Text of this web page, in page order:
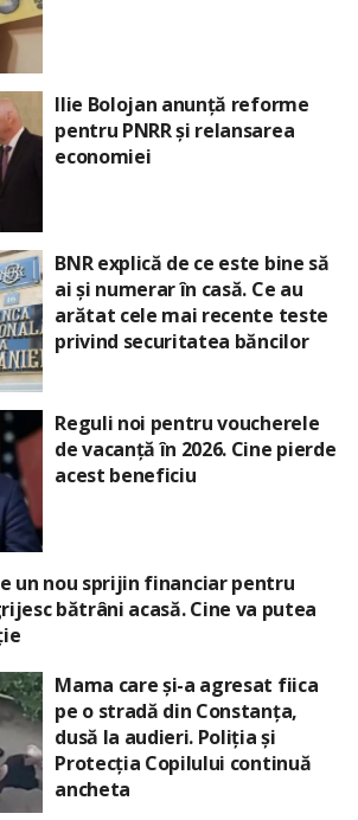
Ilie Bolojan anunță reforme
pentru PNRR și relansarea
economiei
BNR explică de ce este bine să
ai și numerar în casă. Ce au
arătat cele mai recente teste
privind securitatea băncilor
Reguli noi pentru voucherele
de vacanță în 2026. Cine pierde
acest beneficiu
un nou sprijin financiar pentru
bătrâni acasă. Cine va putea
Mama care și-a agresat fiica
pe o stradă din Constanța,
dusă la audieri. Poliția și
Protecția Copilului continuă
ancheta